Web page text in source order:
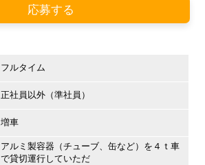
応募する
フルタイム
正社員以外（準社員）
増車
アルミ製容器（チューブ、缶など）を４ｔ車
で貸切運行していただ